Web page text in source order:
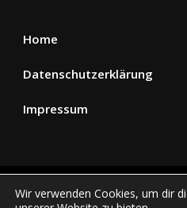
Home
Datenschutzerklärung
Impressum
© Copyright 2026
Wir verwenden Cookies, um dir